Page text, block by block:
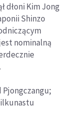
dłoni Kim Jong
Shinzo
nominalną
Pjongczangu;